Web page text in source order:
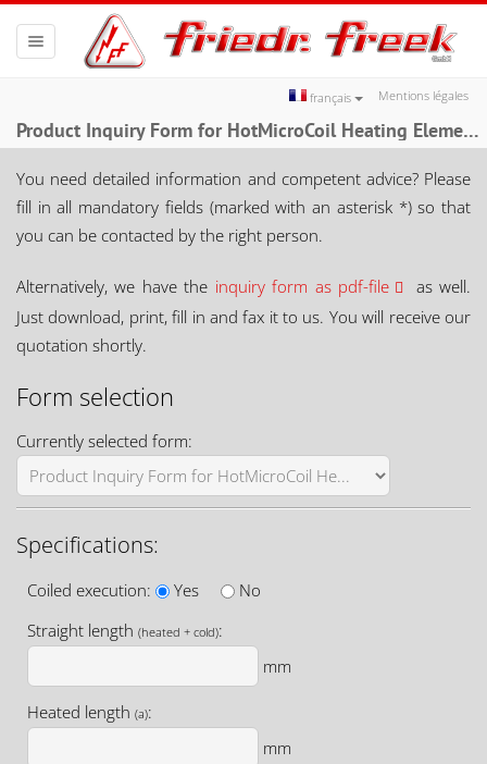
Mentions légales
français
Toggle
navigation
Product Inquiry Form for HotMicroCoil Heating Elements
You need detailed information and competent advice? Please
fill in all mandatory fields (marked with an asterisk *) so that
you can be contacted by the right person.
Alternatively, we have the inquiry form as pdf-file
as well.
Just download, print, fill in and fax it to us. You will receive our
quotation shortly.
Form selection
Currently selected form:
Specifications:
Coiled execution: Yes
No
Straight length (heated + cold):
mm
Heated length (a):
mm